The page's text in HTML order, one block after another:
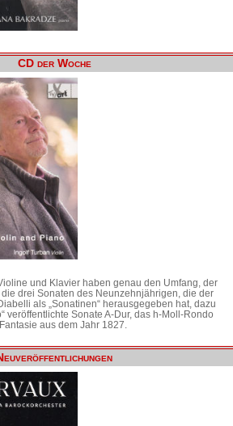
CD der Woche
und Klavier haben genau den Umfang, der
drei Sonaten des Neunzehnjährigen, die der
als „Sonatinen“ herausgegeben hat, dazu
veröffentlichte Sonate A-Dur, das h-Moll-Rondo
aus dem Jahr 1827.